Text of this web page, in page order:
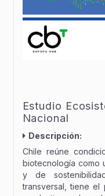
Estudio
Nacional
Descripción:
Chile reúne
biotecnología como
y de
transversal, tiene el